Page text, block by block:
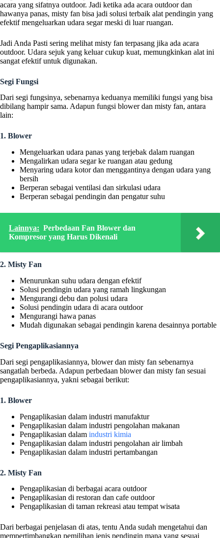
acara yang sifatnya outdoor. Jadi ketika ada acara outdoor dan
hawanya panas, misty fan bisa jadi solusi terbaik alat pendingin yang
efektif mengeluarkan udara segar meski di luar ruangan.
Jadi Anda Pasti sering melihat misty fan terpasang jika ada acara
outdoor. Udara sejuk yang keluar cukup kuat, memungkinkan alat ini
sangat efektif untuk digunakan.
Segi Fungsi
Dari segi fungsinya, sebenarnya keduanya memiliki fungsi yang bisa
dibilang hampir sama. Adapun fungsi blower dan misty fan, antara
lain:
1. Blower
Mengeluarkan udara panas yang terjebak dalam ruangan
Mengalirkan udara segar ke ruangan atau gedung
Menyaring udara kotor dan menggantinya dengan udara yang
bersih
Berperan sebagai ventilasi dan sirkulasi udara
Berperan sebagai pendingin dan pengatur suhu
Lainnya: Perbedaan Fan Blower dan
Kompresor yang Harus Dikenali
2. Misty Fan
Menurunkan suhu udara dengan efektif
Solusi pendingin udara yang ramah lingkungan
Mengurangi debu dan polusi udara
Solusi pendingin udara di acara outdoor
Mengurangi hawa panas
Mudah digunakan sebagai pendingin karena desainnya portable
Segi Pengaplikasiannya
Dari segi pengaplikasiannya, blower dan misty fan sebenarnya
sangatlah berbeda. Adapun perbedaan blower dan misty fan sesuai
pengaplikasiannya, yakni sebagai berikut:
1. Blower
Pengaplikasian dalam industri manufaktur
Pengaplikasian dalam industri pengolahan makanan
Pengaplikasian dalam industri kimia
Pengaplikasian dalam industri pengolahan air limbah
Pengaplikasian dalam industri pertambangan
2. Misty Fan
Pengaplikasian di berbagai acara outdoor
Pengaplikasian di restoran dan cafe outdoor
Pengaplikasian di taman rekreasi atau tempat wisata
Dari berbagai penjelasan di atas, tentu Anda sudah mengetahui dan
mempertimbangkan pemilihan jenis pendingin mana yang sesuai